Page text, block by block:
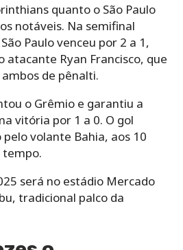
quanto o São Paulo
notáveis. Na semifinal
Paulo venceu por 2 a 1,
atacante Ryan Francisco, que
de pênalti.
o Grêmio e garantiu a
vitória por 1 a 0. O gol
volante Bahia, aos 10
será no estádio Mercado
tradicional palco da